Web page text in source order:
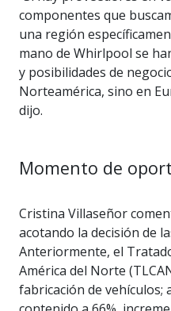
componentes que
una región
mano de Whirlpool se
y posibilidades de
Norteamérica, sino en
dijo.
Momento de
Cristina Villaseñor
acotando la decisión de
Anteriormente, el
América del Norte
fabricación de vehículos;